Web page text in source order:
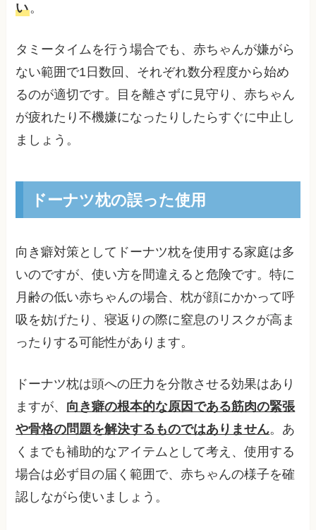
い。
タミータイムを行う場合でも、赤ちゃんが嫌がら
ない範囲で1日数回、それぞれ数分程度から始め
るのが適切です。目を離さずに見守り、赤ちゃん
が疲れたり不機嫌になったりしたらすぐに中止し
ましょう。
ドーナツ枕の誤った使用
向き癖対策としてドーナツ枕を使用する家庭は多
いのですが、使い方を間違えると危険です。特に
月齢の低い赤ちゃんの場合、枕が顔にかかって呼
吸を妨げたり、寝返りの際に窒息のリスクが高ま
ったりする可能性があります。
ドーナツ枕は頭への圧力を分散させる効果はあり
ますが、 向き癖の根本的な原因である筋肉の緊張
や骨格の問題を解決するものではありません。あ
くまでも補助的なアイテムとして考え、使用する
場合は必ず目の届く範囲で、赤ちゃんの様子を確
認しながら使いましょう。